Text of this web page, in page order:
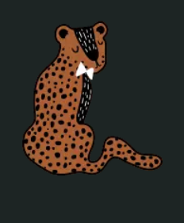
Petit Monkey
Present Time
Puurrr
Roomblush
Sebra
Silly U
Sonnenstrasse 11